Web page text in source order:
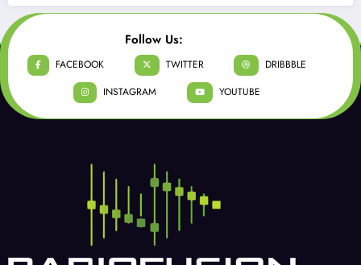
Follow Us:
FACEBOOK TWITTER
DRIBBBLE
INSTAGRAM
YOUTUBE